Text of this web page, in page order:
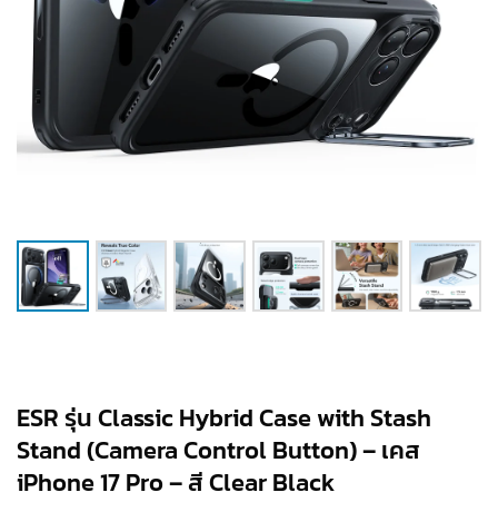
ESR รุ่น Classic Hybrid Case with Stash
Stand (Camera Control Button) – เคส
iPhone 17 Pro – สี Clear Black